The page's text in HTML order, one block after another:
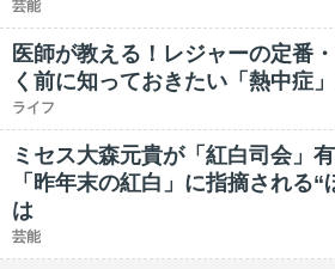
芸能
医師が教える！レジャーの定番
く前に知っておきたい「熱中症
ライフ
ミセス大森元貴が「紅白司会」
「昨年末の紅白」に指摘される“
は
芸能